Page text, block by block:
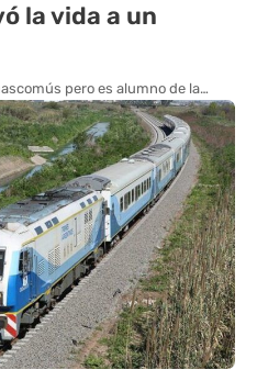
la vida a un
pero es alumno de la…